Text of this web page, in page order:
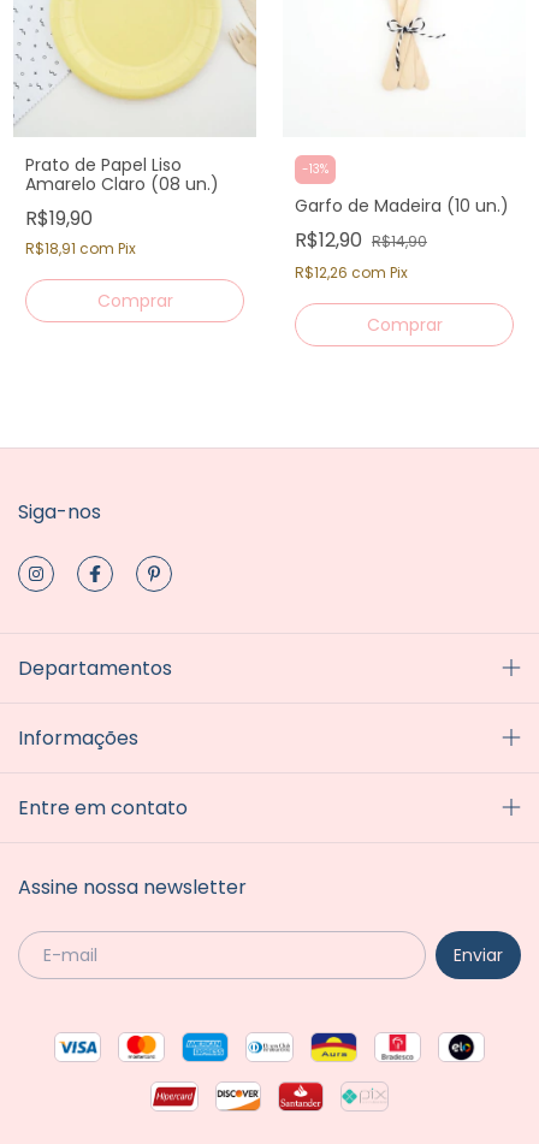
Prato de Papel Liso
Amarelo Claro (08 un.)
R$19,90
R$18,91 com Pix
-13%
Garfo de Madeira (10 un.)
R$12,90 R$14,90
R$12,26 com Pix
Siga-nos
Departamentos
Informações
Entre em contato
Assine nossa newsletter